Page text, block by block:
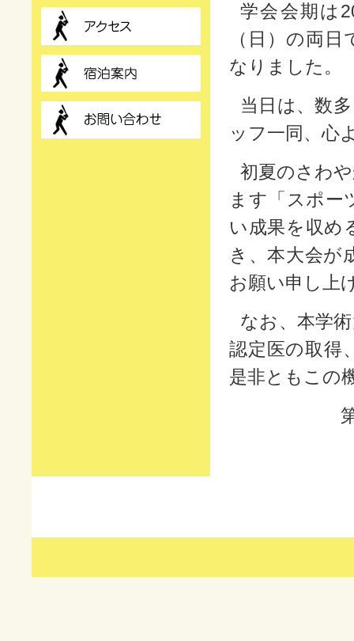
学会会期は
（日）の両
なりました。
当日は、数
ッフ一同、心
初夏のさわ
ます「スポー
い成果を収め
き、本大会が
お願い申し上
なお、本学
認定医の取得
是非ともこの